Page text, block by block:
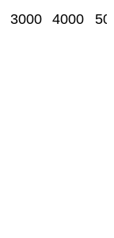
3000 4000